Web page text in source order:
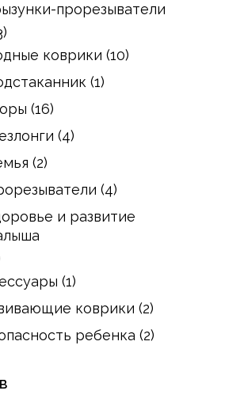
прорезыватели
коврики (10)
(1)
(16)
(4)
(2)
(4)
и развитие
(1)
коврики (2)
ребенка (2)